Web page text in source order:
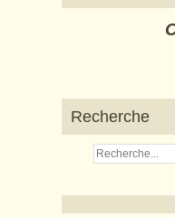
Recherche